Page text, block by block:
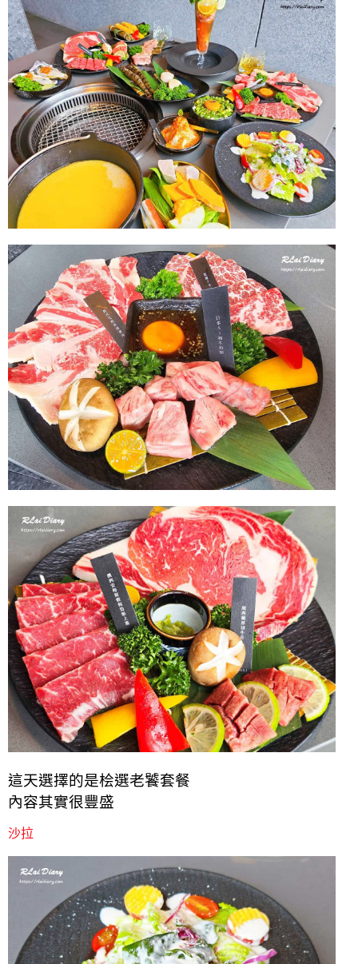
這天選擇的是桧選老饕套餐
內容其實很豐盛
沙拉